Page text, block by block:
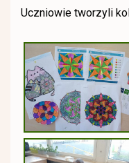
Uczniowie tworzyli